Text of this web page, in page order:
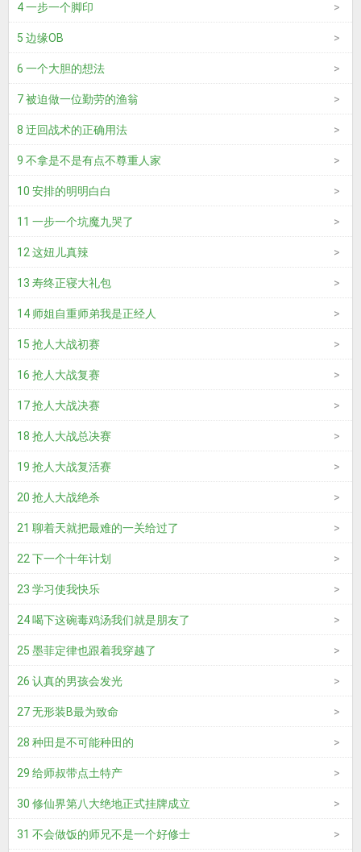
4 一步一个脚印
5 边缘OB
6 一个大胆的想法
7 被迫做一位勤劳的渔翁
8 迂回战术的正确用法
9 不拿是不是有点不尊重人家
10 安排的明明白白
11 一步一个坑魔九哭了
12 这妞儿真辣
13 寿终正寝大礼包
14 师姐自重师弟我是正经人
15 抢人大战初赛
16 抢人大战复赛
17 抢人大战决赛
18 抢人大战总决赛
19 抢人大战复活赛
20 抢人大战绝杀
21 聊着天就把最难的一关给过了
22 下一个十年计划
23 学习使我快乐
24 喝下这碗毒鸡汤我们就是朋友了
25 墨菲定律也跟着我穿越了
26 认真的男孩会发光
27 无形装B最为致命
28 种田是不可能种田的
29 给师叔带点土特产
30 修仙界第八大绝地正式挂牌成立
31 不会做饭的师兄不是一个好修士